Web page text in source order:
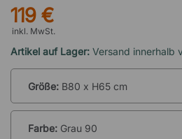
119 €
inkl. MwSt.
Artikel auf Lager: Versand innerhalb
Größe: B80 x H65 cm
Farbe: Grau 90